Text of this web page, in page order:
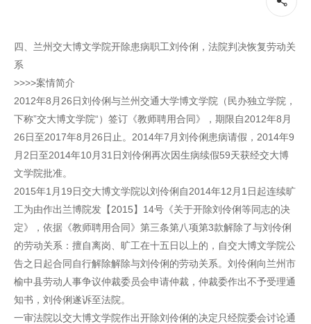
四、兰州交大博文学院开除患病职工刘伶俐，法院判决恢复劳动关
系
>>>>案情简介
2012年8月26日刘伶俐与兰州交通大学博文学院（民办独立学院，
下称”交大博文学院“）签订《教师聘用合同》，期限自2012年8月
26日至2017年8月26日止。2014年7月刘伶俐患病请假，2014年9
月2日至2014年10月31日刘伶俐再次因生病续假59天获经交大博
文学院批准。
2015年1月19日交大博文学院以刘伶俐自2014年12月1日起连续旷
工为由作出兰博院发【2015】14号《关于开除刘伶俐等同志的决
定》，依据《教师聘用合同》第三条第八项第3款解除了与刘伶俐
的劳动关系：擅自离岗、旷工在十五日以上的，自交大博文学院公
告之日起合同自行解除解除与刘伶俐的劳动关系。刘伶俐向兰州市
榆中县劳动人事争议仲裁委员会申请仲裁，仲裁委作出不予受理通
知书，刘伶俐遂诉至法院。
一审法院以交大博文学院作出开除刘伶俐的决定只经院委会讨论通